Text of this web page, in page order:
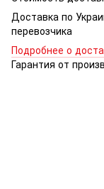
Доставка по
перевозчика
Подробнее о
Гарантия от